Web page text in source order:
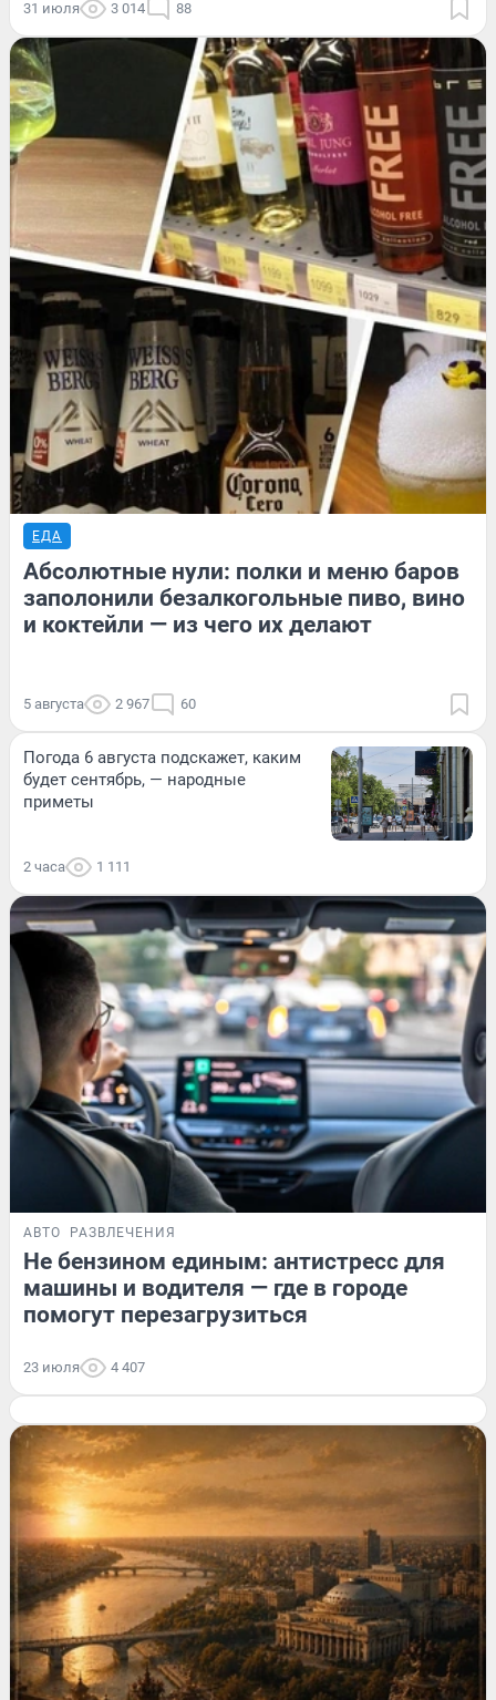
31 июля 3 014 88
ЕДА
Абсолютные нули: полки и меню баров
заполонили безалкогольные пиво, вино
и коктейли — из чего их делают
5 августа 2 967 60
Погода 6 августа подскажет, каким
будет сентябрь, — народные
приметы
2 часа 1 111
АВТО РАЗВЛЕЧЕНИЯ
Не бензином единым: антистресс для
машины и водителя — где в городе
помогут перезагрузиться
23 июля 4 407